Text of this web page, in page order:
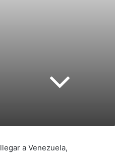
a Venezuela,